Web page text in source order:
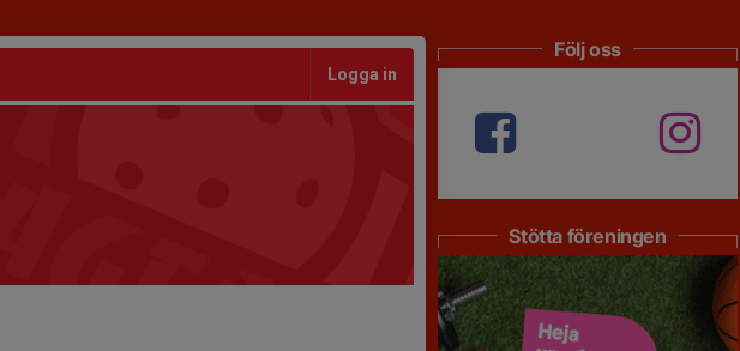
Logga in
Följ oss
Stötta föreningen